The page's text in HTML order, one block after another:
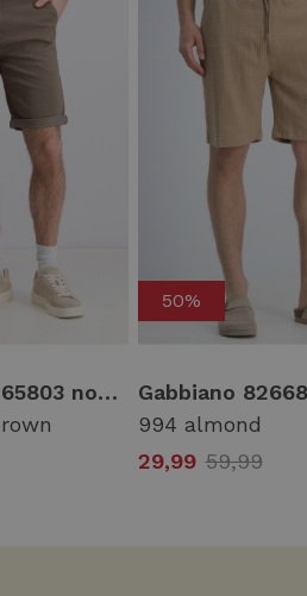
Gabbiano 8265803 nome Korte broeken 4232 wood brown
50%
994 almond
29,99 59,99